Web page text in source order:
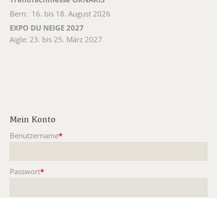
Bern: 16. bis 18. August 2026
EXPO DU NEIGE 2027
Aigle: 23. bis 25. März 2027
Mein Konto
Benutzername*
Passwort*